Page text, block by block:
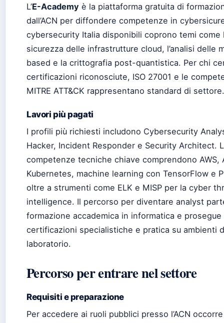
L’E-Academy è la piattaforma gratuita di
dall’ACN per diffondere competenze in
cybersecurity Italia disponibili coprono temi come
sicurezza delle infrastrutture cloud, l’analisi delle
based e la crittografia post-quantistica. Per chi
certificazioni riconosciute, ISO 27001 e le
MITRE ATT&CK rappresentano standard di settore.
Lavori più pagati
I profili più richiesti includono Cybersecurity
Hacker, Incident Responder e Security Architect.
competenze tecniche chiave comprendono AWS,
Kubernetes, machine learning con TensorFlow e
oltre a strumenti come ELK e MISP per la cyber
intelligence. Il percorso per diventare analyst
formazione accademica in informatica e prosegue
certificazioni specialistiche e pratica su ambienti
laboratorio.
Percorso per entrare nel settore
Requisiti e preparazione
Per accedere ai ruoli pubblici presso l’ACN